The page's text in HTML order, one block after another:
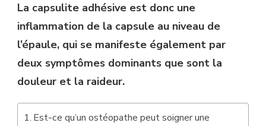
La capsulite adhésive est donc une
inflammation de la capsule au niveau de
l’épaule, qui se manifeste également par
deux symptômes dominants que sont la
douleur et la raideur.
Est-ce qu’un ostéopathe peut soigner une